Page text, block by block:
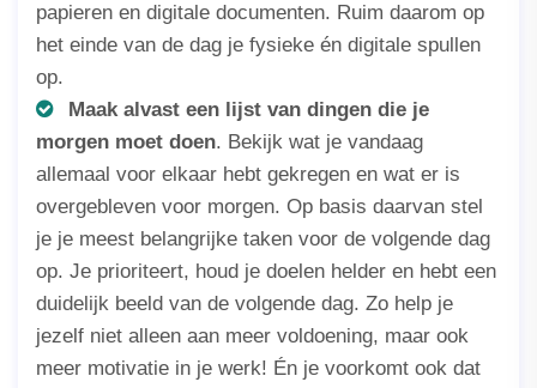
papieren en digitale documenten. Ruim daarom op
het einde van de dag je fysieke én digitale spullen
op.
Maak alvast een lijst van dingen die je
morgen moet doen. Bekijk wat je vandaag
allemaal voor elkaar hebt gekregen en wat er is
overgebleven voor morgen. Op basis daarvan stel
je je meest belangrijke taken voor de volgende dag
op. Je prioriteert, houd je doelen helder en hebt een
duidelijk beeld van de volgende dag. Zo help je
jezelf niet alleen aan meer voldoening, maar ook
meer motivatie in je werk! Én je voorkomt ook dat